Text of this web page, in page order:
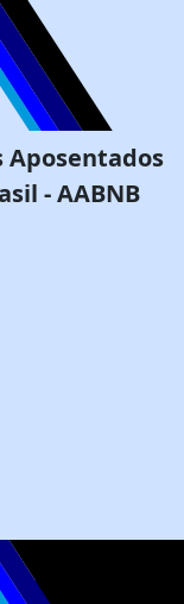
Aposentados
- AABNB